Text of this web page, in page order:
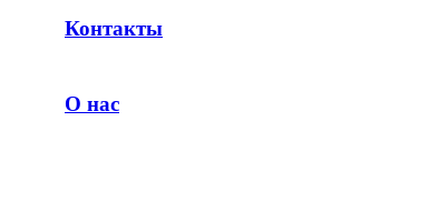
Контакты
О нас